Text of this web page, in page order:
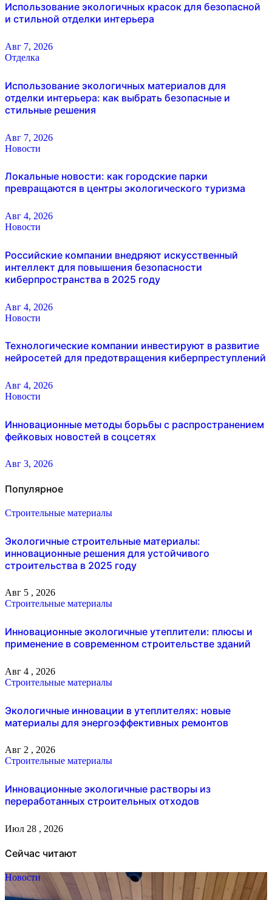
Использование экологичных красок для безопасной
и стильной отделки интерьера
Авг 7, 2026
Отделка
Использование экологичных материалов для
отделки интерьера: как выбрать безопасные и
стильные решения
Авг 7, 2026
Новости
Локальные новости: как городские парки
превращаются в центры экологического туризма
Авг 4, 2026
Новости
Российские компании внедряют искусственный
интеллект для повышения безопасности
киберпространства в 2025 году
Авг 4, 2026
Новости
Технологические компании инвестируют в развитие
нейросетей для предотвращения киберпреступлений
Авг 4, 2026
Новости
Инновационные методы борьбы с распространением
фейковых новостей в соцсетях
Авг 3, 2026
Популярное
Строительные материалы
Экологичные строительные материалы:
инновационные решения для устойчивого
строительства в 2025 году
Авг 5 , 2026
Строительные материалы
Инновационные экологичные утеплители: плюсы и
применение в современном строительстве зданий
Авг 4 , 2026
Строительные материалы
Экологичные инновации в утеплителях: новые
материалы для энергоэффективных ремонтов
Авг 2 , 2026
Строительные материалы
Инновационные экологичные растворы из
переработанных строительных отходов
Июл 28 , 2026
Сейчас читают
Новости